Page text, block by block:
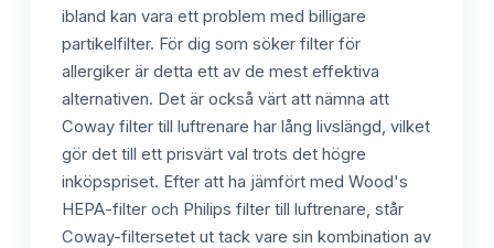
ibland kan vara ett problem med billigare
partikelfilter. För dig som söker filter för
allergiker är detta ett av de mest effektiva
alternativen. Det är också värt att nämna att
Coway filter till luftrenare har lång livslängd, vilket
gör det till ett prisvärt val trots det högre
inköpspriset. Efter att ha jämfört med Wood's
HEPA-filter och Philips filter till luftrenare, står
Coway-filtersetet ut tack vare sin kombination av